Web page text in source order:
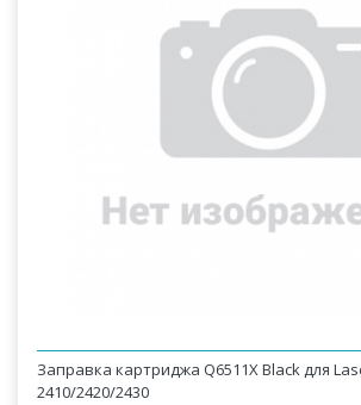
Заправка картриджа Q6511X Black для
2410/2420/2430